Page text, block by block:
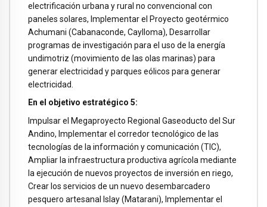
electrificación urbana y rural no convencional con
paneles solares, Implementar el Proyecto geotérmico
Achumani (Cabanaconde, Caylloma), Desarrollar
programas de investigación para el uso de la energía
undimotriz (movimiento de las olas marinas) para
generar electricidad y parques eólicos para generar
electricidad.
En el objetivo estratégico 5:
Impulsar el Megaproyecto Regional Gaseoducto del Sur
Andino, Implementar el corredor tecnológico de las
tecnologías de la información y comunicación (TIC),
Ampliar la infraestructura productiva agrícola mediante
la ejecución de nuevos proyectos de inversión en riego,
Crear los servicios de un nuevo desembarcadero
pesquero artesanal Islay (Matarani), Implementar el